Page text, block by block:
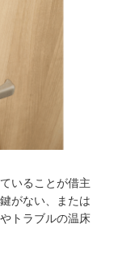
いることが借主
がない、または
トラブルの温床